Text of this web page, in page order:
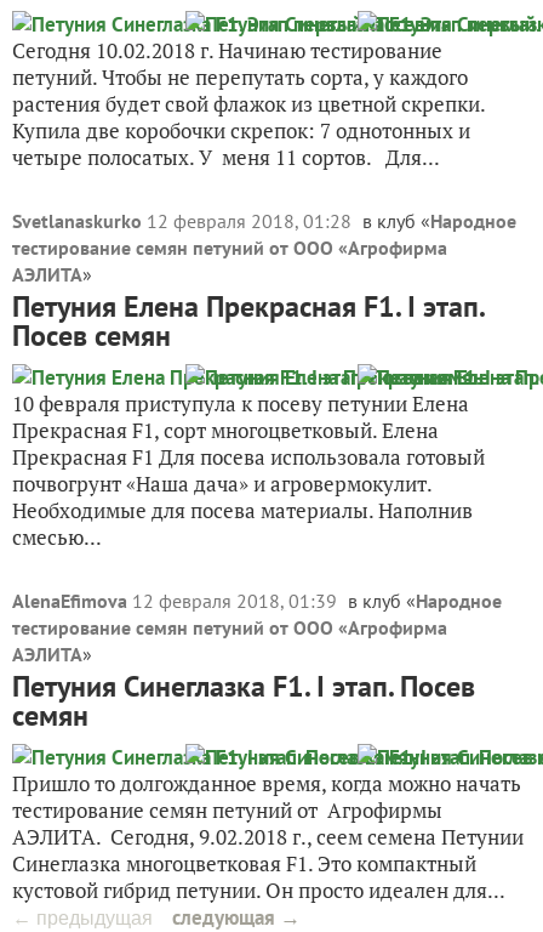
Сегодня 10.02.2018 г. Начинаю тестирование
петуний. Чтобы не перепутать сорта, у каждого
растения будет свой флажок из цветной скрепки.
Купила две коробочки скрепок: 7 однотонных и
четыре полосатых. У меня 11 сортов. Для...
Svetlanaskurko 12 февраля 2018, 01:28 в клуб «Народное
тестирование семян петуний от ООО «Агрофирма
АЭЛИТА»
Петуния Елена Прекрасная F1. I этап.
Посев семян
10 февраля приступула к посеву петунии Елена
Прекрасная F1, сорт многоцветковый. Елена
Прекрасная F1 Для посева использовала готовый
почвогрунт «Наша дача» и агровермокулит.
Необходимые для посева материалы. Наполнив
смесью...
AlenaEfimova 12 февраля 2018, 01:39 в клуб «Народное
тестирование семян петуний от ООО «Агрофирма
АЭЛИТА»
Петуния Синеглазка F1. I этап. Посев
семян
Пришло то долгожданное время, когда можно начать
тестирование семян петуний от Агрофирмы
АЭЛИТА. Сегодня, 9.02.2018 г., сеем семена Петунии
Синеглазка многоцветковая F1. Это компактный
кустовой гибрид петунии. Он просто идеален для...
← предыдущая следующая →